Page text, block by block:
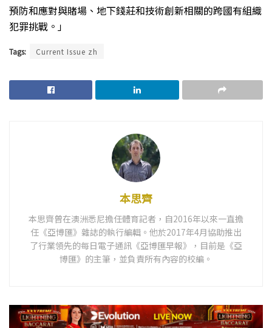
預防和應對與賭場、地下錢莊和技術創新相關的跨國有組織
犯罪挑戰。」
Tags: Current Issue zh
本思齊
本思齊曾在澳洲悉尼擔任體育記者，自2016年以來一直擔
任《亞博匯》雜誌的執行編輯。他於2017年4月協助推出
了行業領先的每日電子通訊《亞博匯早報》，目前是《亞
博匯》的主筆，並負責所有內容的校編。